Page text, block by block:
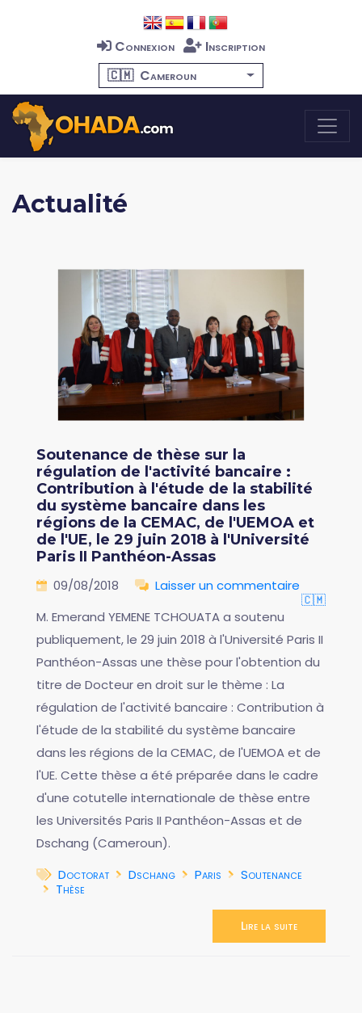
Connexion
Inscription
🇨🇲 Cameroun
Actualité
Soutenance de thèse sur la
régulation de l'activité bancaire :
Contribution à l'étude de la stabilité
du système bancaire dans les
régions de la CEMAC, de l'UEMOA et
de l'UE, le 29 juin 2018 à l'Université
Paris II Panthéon-Assas
09/08/2018
Laisser un commentaire
🇨🇲
M. Emerand YEMENE TCHOUATA a soutenu
publiquement, le 29 juin 2018 à l'Université Paris II
Panthéon-Assas une thèse pour l'obtention du
titre de Docteur en droit sur le thème : La
régulation de l'activité bancaire : Contribution à
l'étude de la stabilité du système bancaire
dans les régions de la CEMAC, de l'UEMOA et de
l'UE. Cette thèse a été préparée dans le cadre
d'une cotutelle internationale de thèse entre
les Universités Paris II Panthéon-Assas et de
Dschang (Cameroun).
Doctorat
Dschang Paris
Soutenance
Thèse
Lire la suite